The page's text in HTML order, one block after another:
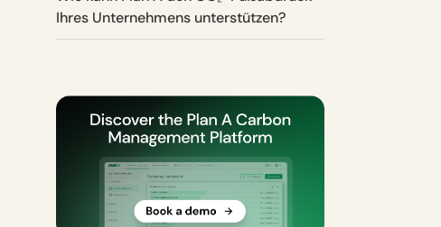
Ihres Unternehmens unterstützen?